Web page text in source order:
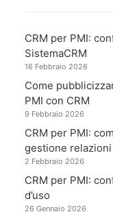
CRM per PMI:
SistemaCRM
16 Febbraio 2026
Come
PMI con CRM
9 Febbraio 2026
CRM per PMI:
gestione relazioni
2 Febbraio 2026
CRM per PMI:
d’uso
26 Gennaio 2026